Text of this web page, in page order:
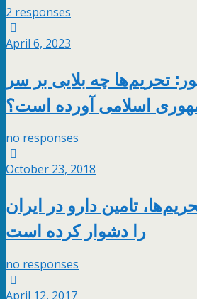
2 responses
April 6, 2023
تحریم‌ها چه بلایی بر سر
اسلامی آورده است؟
no responses
October 23, 2018
تامین دارو در ایران
را دشوار کرده است
no responses
April 12, 2017